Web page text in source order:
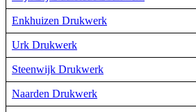
Enkhuizen Drukwerk
Urk Drukwerk
Steenwijk Drukwerk
Naarden Drukwerk